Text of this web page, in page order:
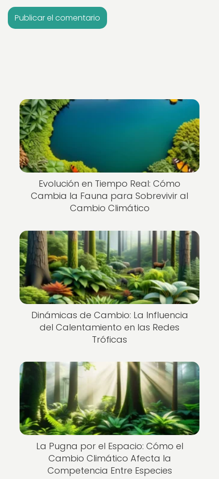
Evolución en Tiempo Real: Cómo
Cambia la Fauna para Sobrevivir al
Cambio Climático
Dinámicas de Cambio: La Influencia
del Calentamiento en las Redes
Tróficas
La Pugna por el Espacio: Cómo el
Cambio Climático Afecta la
Competencia Entre Especies